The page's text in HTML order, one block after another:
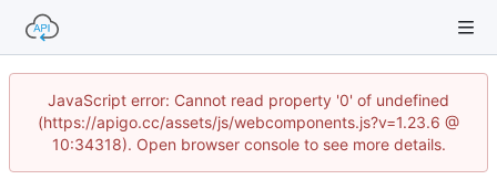
JavaScript error: Cannot read property '0' of undefined
(https://apigo.cc/assets/js/webcomponents.js?v=1.23.6 @
10:34318). Open browser console to see more details.